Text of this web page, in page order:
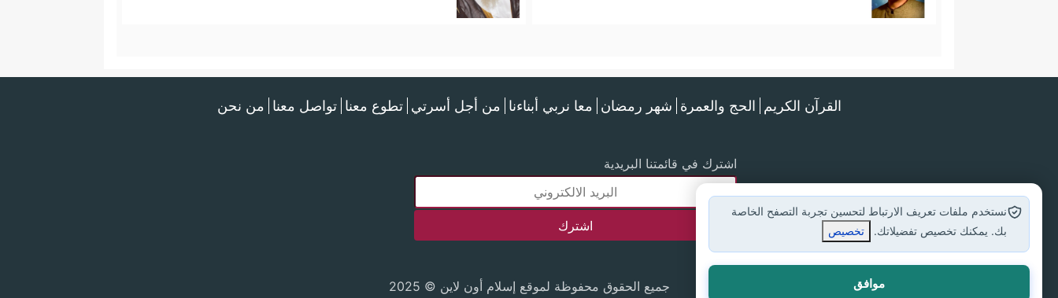
القرآن الكريم الحج والعمرة شهر رمضان معا نربي أبناءنا من أجل أسرتي تطوع معنا تواصل معنا من نحن
اشترك في قائمتنا البريدية
جميع الحقوق محفوظة لموقع إسلام أون لاين © 2025
نستخدم ملفات تعريف الارتباط لتحسين تجربة التصفح الخاصة
بك. يمكنك تخصيص تفضيلاتك.
تخصيص
موافق